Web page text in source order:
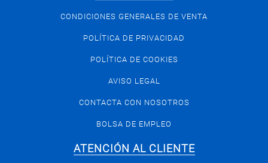
CONDICIONES GENERALES DE VENTA
POLÍTICA DE PRIVACIDAD
POLÍTICA DE COOKIES
AVISO LEGAL
CONTACTA CON NOSOTROS
BOLSA DE EMPLEO
ATENCIÓN AL CLIENTE